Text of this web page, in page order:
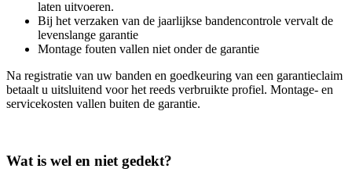
laten uitvoeren.
Bij het verzaken van de jaarlijkse bandencontrole vervalt de
levenslange garantie
Montage fouten vallen niet onder de garantie
Na registratie van uw banden en goedkeuring van een garantieclaim
betaalt u uitsluitend voor het reeds verbruikte profiel. Montage- en
servicekosten vallen buiten de garantie.
Wat is wel en niet gedekt?